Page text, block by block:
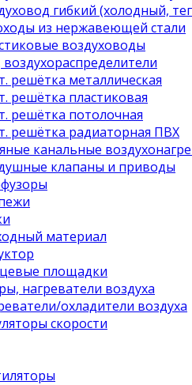
гибкий (холодный,
из нержавеющей стали
воздуховоды
решётка металлическая
решётка пластиковая
решётка потолочная
решётка радиаторная ПВХ
канальные
клапаны и приводы
материал
площадки
нагреватели воздуха
охладители воздуха
скорости